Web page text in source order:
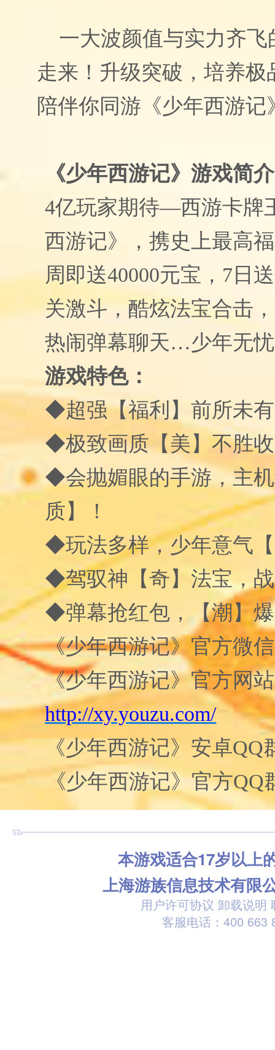
一大波颜值与实力齐飞
走来！升级突破，培养极
陪伴你同游《少年西游记
《少年西游记》游戏简
4亿玩家期待—西游卡牌
西游记》，携史上最高
周即送40000元宝， 7 日
关激斗，酷炫法宝合击
热闹弹幕聊天…少年无
游戏特色：
◆超强【福利】前所未
◆极致画质【美】不胜
◆会抛媚眼的手游，主
质】！
◆玩法多样，少年意气
◆驾驭神【奇】法宝，
◆弹幕抢红包，【潮】
《少年西游记》官方微
《少年西游记》官方网
http://xy.youzu.com/
《少年西游记》安卓QQ
《少年西游记》官方QQ
本游戏适合17岁以上
上海游族信息技术有限
用户许可协议 卸载说明
客服电话：400 663